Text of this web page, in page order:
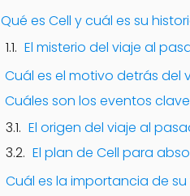
Qué es Cell y cuál es su
El misterio del viaje al
Cuál es el motivo detrás del
Cuáles son los eventos
El origen del viaje al
El plan de Cell para
Cuál es la importancia de